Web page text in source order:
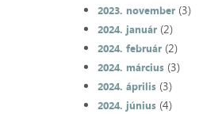
2023. november(3)
2024. január(2)
2024. február(2)
2024. március(3)
2024. április(3)
2024. június(4)